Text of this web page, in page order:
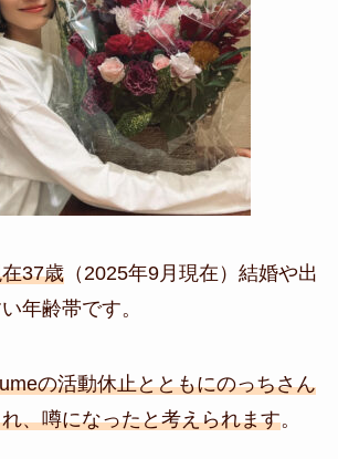
37歳（2025年9月現在） 結婚や出
年齢帯です。
の活動休止とともにのっちさん
、噂になったと考えられます。